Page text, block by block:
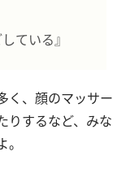
ている』
く、顔のマッサー
りするなど、みな